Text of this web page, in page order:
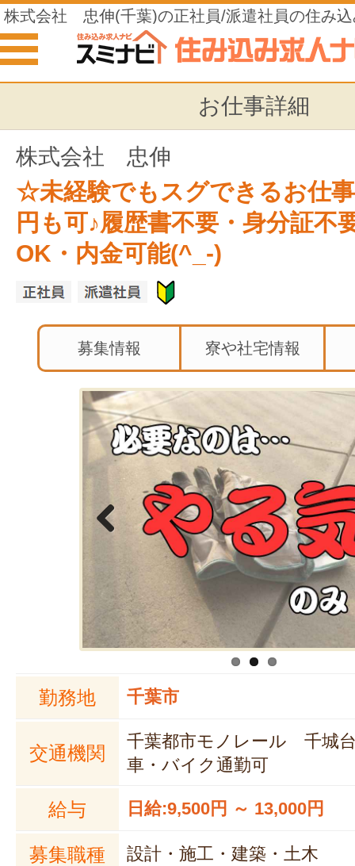
株式会社 忠伸(千葉)の正社員/派遣社員の住み込
お仕事詳細
株式会社 忠伸
☆未経験でもスグできるお仕
円も可♪履歴書不要・身分証不
OK・内金可能(^_-)
募集情報 寮や社宅情報
Previous
勤務地 千葉市
交通機関
千葉都市モノレール 千城
車・バイク通勤可
給与 日給:9,500円 ～ 13,000円
募集職種 設計・施工・建築・土木